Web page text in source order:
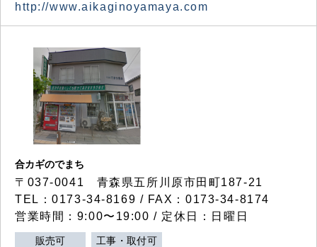
http://www.aikaginoyamaya.com
合カギのでまち
〒037-0041 青森県五所川原市田町187-21
TEL：0173-34-8169 / FAX：0173-34-8174
営業時間：9:00〜19:00 / 定休日：日曜日
販売可 工事・取付可